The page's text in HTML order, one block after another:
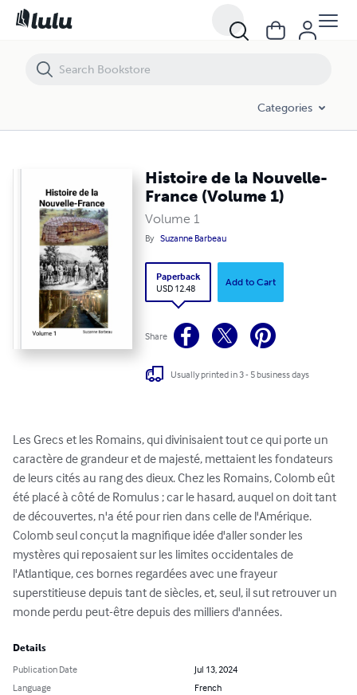
Categories
Histoire de la Nouvelle-
France (Volume 1)
Volume 1
By Suzanne Barbeau
Paperback
USD 12.48
Add to Cart
Share
Usually printed in 3 - 5 business days
Les Grecs et les Romains, qui divinisaient tout ce qui porte un
caractère de grandeur et de majesté, mettaient les fondateurs
de leurs cités au rang des dieux. Chez les Romains, Colomb eût
été placé à côté de Romulus ; car le hasard, auquel on doit tant
de découvertes, n'a été pour rien dans celle de l'Amérique.
Colomb seul conçut la magnifique idée d'aller sonder les
mystères qui reposaient sur les limites occidentales de
l'Atlantique, ces bornes regardées avec une frayeur
superstitieuse depuis tant de siècles, et, seul, il sut retrouver un
monde perdu peut-être depuis des milliers d'années.
Details
Publication Date
Jul 13, 2024
Language
French
Histoire de la Nouvelle-France (Volume 1)